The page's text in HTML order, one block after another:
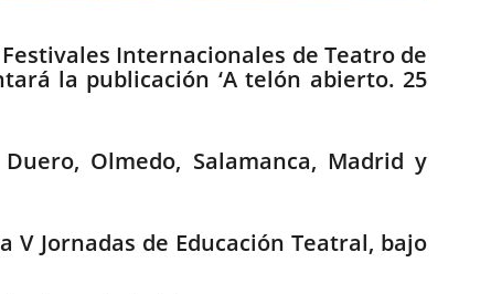
Internacionales de Teatro de
la publicación ‘A telón abierto. 25
Olmedo, Salamanca, Madrid y
V Jornadas de Educación Teatral, bajo